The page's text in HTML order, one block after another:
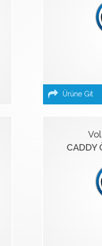
Ürüne Git
CADDY